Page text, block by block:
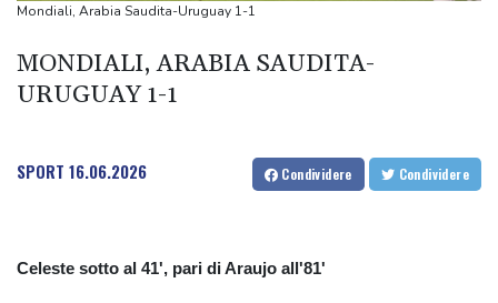
Mondiali, Arabia Saudita-Uruguay 1-1
MONDIALI, ARABIA SAUDITA-
URUGUAY 1-1
SPORT 16.06.2026 Condividere Condividere
Celeste sotto al 41', pari di Araujo all'81'